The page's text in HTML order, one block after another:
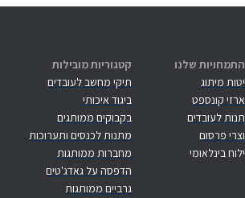
שלנו
מיתוג
קונספט
לעובדים
פרסום
בינלאומי
קטגוריות מובילות
תיקי מחשב לעובדים
ביגוד איכותי
בקבוקים ממותגים
מתנות לכנסים ותערוכות
מחברות ממותגות
הדפסה על גאדג'טים
גרביים ממותגות